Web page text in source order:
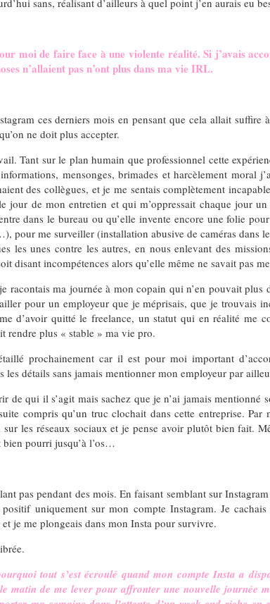
sans, réalisant d’ailleurs à quel point j’en aurais eu
moi de faire face à une violente réalité. Si j’avais
n’allaient pas n’ont plus dans ma vie IRL.
ces derniers mois en pensant que cela allait
ne doit plus accepter.
Tant sur le plan humain que professionnel cette
mensonges, brimades et harcèlement moral
des collègues, et je me sentais complètement
jour de mon entretien et qui m’oppressait chaque jour
dans le bureau ou qu’elle invente encore une folie
pour me surveiller (installation abusive de caméras
les unes contre les autres, en nous enlevant des
disant incompétences alors qu’elle même ne savait pas
racontais ma journée à mon copain qui n’en pouvait plus
pour un employeur que je méprisais, que je trouvais
d’avoir quitté le freelance, un statut qui en réalité me
rendre plus « stable » ma vie pro.
prochainement car il est pour moi important
les détails sans jamais mentionner mon employeur par
de qui il s’agit mais sachez que je n’ai jamais
compris qu’un truc clochait dans cette entreprise. Par
les réseaux sociaux et je pense avoir plutôt bien fait.
bien pourri jusqu’à l’os…
pas pendant des mois. En faisant semblant sur
uniquement sur mon compte Instagram. Je
je me plongeais dans mon Insta pour survivre.
tout s’est écroulé quand mon compte Insta a
matin de me lever pour affronter une nouvelle journée